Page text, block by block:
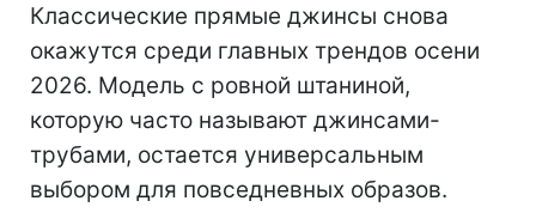
Классические прямые джинсы снова
окажутся среди главных трендов осени
2026. Модель с ровной штаниной,
которую часто называют джинсами-
трубами, остается универсальным
выбором для повседневных образов.